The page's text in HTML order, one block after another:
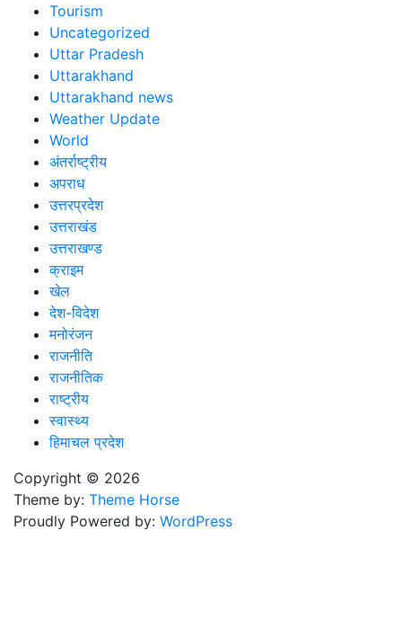
Tourism
Uncategorized
Uttar Pradesh
Uttarakhand
Uttarakhand news
Weather Update
World
अंतर्राष्ट्रीय
अपराध
उत्तरप्रदेश
उत्तराखंड
उत्तराखण्ड
क्राइम
खेल
देश-विदेश
मनोरंजन
राजनीति
राजनीतिक
राष्ट्रीय
स्वास्थ्य
हिमाचल प्रदेश
Copyright © 2026
Theme by: Theme Horse
Proudly Powered by: WordPress